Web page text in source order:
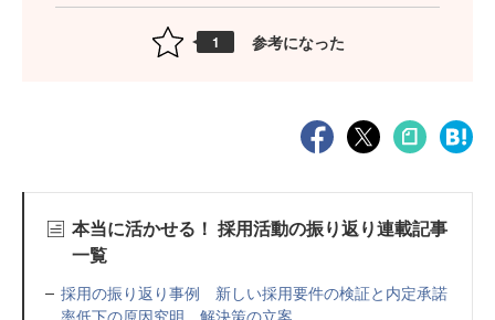
1 参考になった
本当に活かせる！ 採用活動の振り返り連載記事
一覧
採用の振り返り事例 新しい採用要件の検証と内定承諾